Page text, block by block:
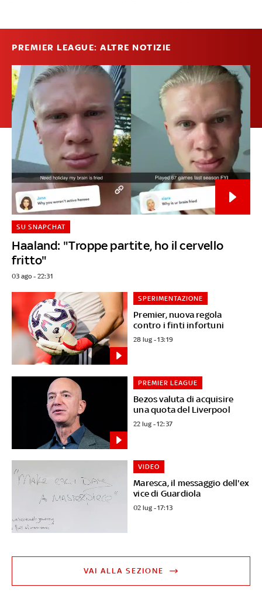
PREMIER LEAGUE: ALTRE NOTIZIE
Haaland: "Troppe partite, ho il cervello
fritto"
SU SNAPCHAT
03 ago - 22:31
Premier, nuova regola
contro i finti infortuni
SPERIMENTAZIONE
28 lug - 13:19
Bezos valuta di acquisire
una quota del Liverpool
PREMIER LEAGUE
22 lug - 12:37
Maresca, il messaggio dell'ex
vice di Guardiola
VIDEO
02 lug - 17:13
VAI ALLA SEZIONE